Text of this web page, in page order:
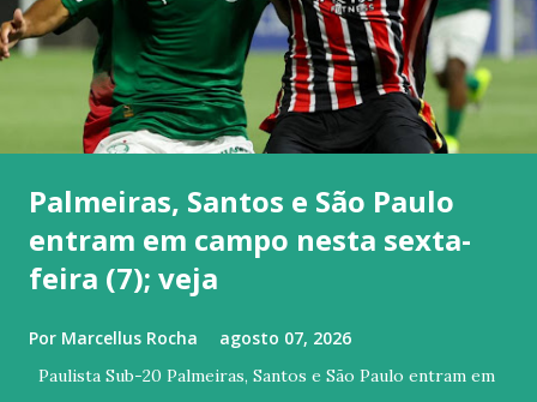
Palmeiras, Santos e São Paulo
entram em campo nesta sexta-
feira (7); veja
Por Marcellus Rocha agosto 07, 2026
Paulista Sub-20 Palmeiras, Santos e São Paulo entram em